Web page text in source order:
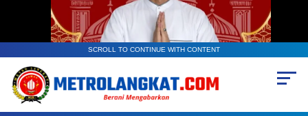
SCROLL TO CONTINUE WITH CONTENT